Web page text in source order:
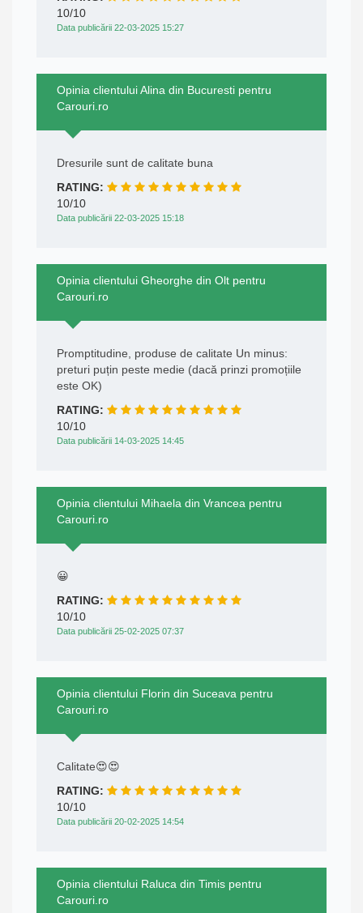
10/10
Data publicării 22-03-2025 15:27
Opinia clientului Alina din Bucuresti pentru
Carouri.ro
Dresurile sunt de calitate buna
RATING:
10/10
Data publicării 22-03-2025 15:18
Opinia clientului Gheorghe din Olt pentru
Carouri.ro
Promptitudine, produse de calitate Un minus:
preturi puțin peste medie (dacă prinzi promoțiile
este OK)
RATING:
10/10
Data publicării 14-03-2025 14:45
Opinia clientului Mihaela din Vrancea pentru
Carouri.ro
😀
RATING:
10/10
Data publicării 25-02-2025 07:37
Opinia clientului Florin din Suceava pentru
Carouri.ro
Calitate😍😍
RATING:
10/10
Data publicării 20-02-2025 14:54
Opinia clientului Raluca din Timis pentru
Carouri.ro